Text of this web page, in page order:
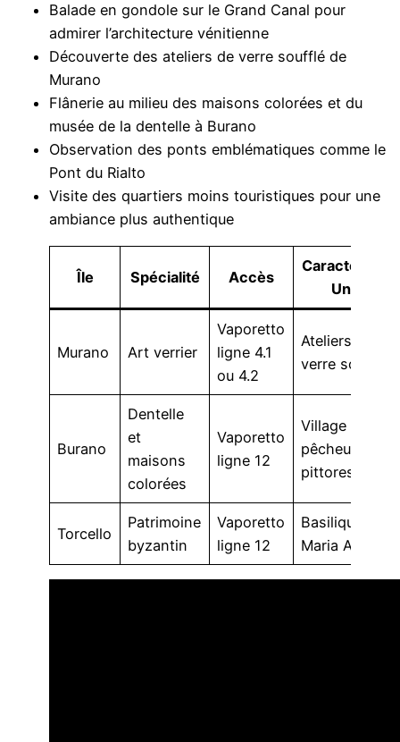
Balade en gondole sur le Grand Canal pour
admirer l’architecture vénitienne
Découverte des ateliers de verre soufflé de
Murano
Flânerie au milieu des maisons colorées et du
musée de la dentelle à Burano
Observation des ponts emblématiques comme le
Pont du Rialto
Visite des quartiers moins touristiques pour une
ambiance plus authentique
Île Spécialité Accès
Unique
Murano Art verrier
Vaporetto
ligne 4.1
ou 4.2
Ateliers de
verre soufflé
Burano
Dentelle
et
maisons
colorées
Vaporetto
ligne 12
Village de
pêcheurs
pittoresque
Torcello
Patrimoine
byzantin
Vaporetto
ligne 12
Basilique
Maria Assunta